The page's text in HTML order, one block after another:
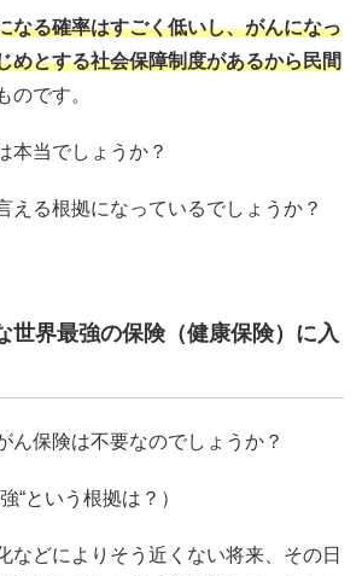
なる確率はすごく低いし、がんになっ
めとする社会保障制度があるから民間
のです。
本当でしょうか？
える根拠になっているでしょうか？
界最強の保険（健康保険）に入
ん保険は不要なのでしょうか？
“という根拠は？）
などによりそう近くない将来、その日